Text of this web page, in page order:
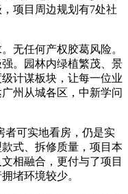
项目周边规划有7处社
任何产权胶葛风险。
。园林内绿植繁茂、景
计谋板块，让每一位业
州从城各区，中新学问
可实地看房，仍是实
式、拆修质量，项目本
相融合，更付与了项目
堵环境较少。